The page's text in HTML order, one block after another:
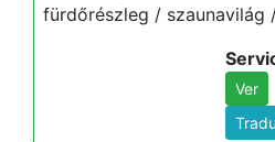
fürdőrészleg / szaunavilág
Ver